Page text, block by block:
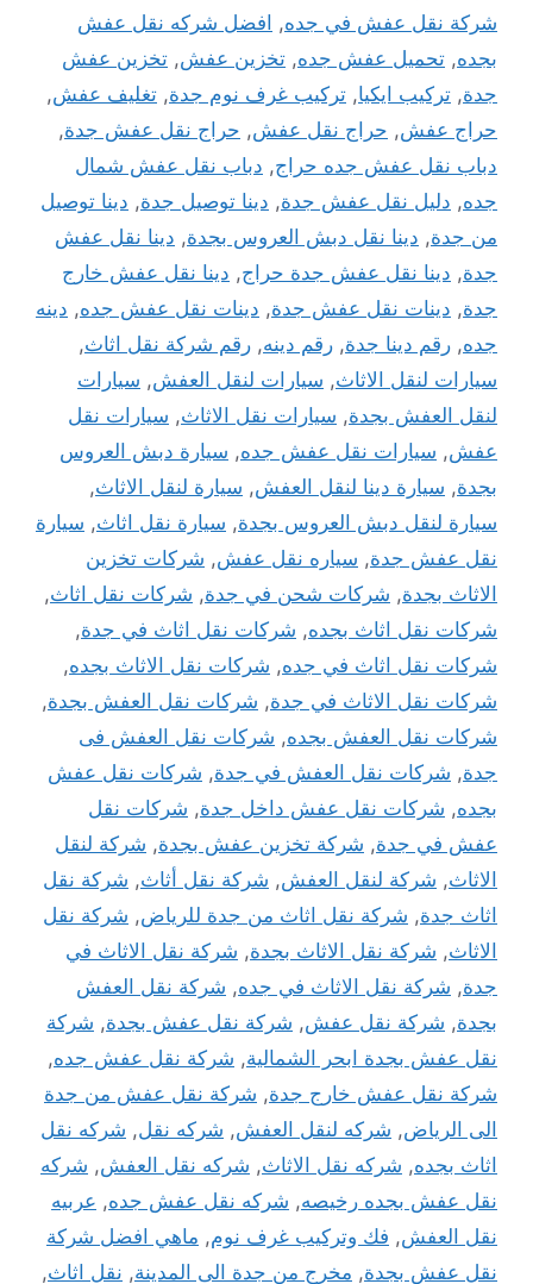
شركة نقل عفش في جده, افضل شركه نقل عفش
بجده, تحميل عفش جده, تخزين عفش, تخزين عفش
جدة, تركيب ايكيا, تركيب غرف نوم جدة, تغليف عفش,
حراج عفش, حراج نقل عفش, حراج نقل عفش جدة,
دباب نقل عفش جده حراج, دباب نقل عفش شمال
جده, دليل نقل عفش جدة, دينا توصيل جدة, دينا توصيل
من جدة, دينا نقل دبش العروس بجدة, دينا نقل عفش
جدة, دينا نقل عفش جدة حراج, دينا نقل عفش خارج
جدة, دينات نقل عفش جدة, دينات نقل عفش جده, دينه
جده, رقم دينا جدة, رقم دينه, رقم شركة نقل اثاث,
سيارات لنقل الاثاث, سيارات لنقل العفش, سيارات
لنقل العفش بجدة, سيارات نقل الاثاث, سيارات نقل
عفش, سيارات نقل عفش جده, سيارة دبش العروس
بجدة, سيارة دينا لنقل العفش, سيارة لنقل الاثاث,
سيارة لنقل دبش العروس بجدة, سيارة نقل اثاث, سيارة
نقل عفش جدة, سياره نقل عفش, شركات تخزين
الاثاث بجدة, شركات شحن في جدة, شركات نقل اثاث,
شركات نقل اثاث بجده, شركات نقل اثاث في جدة,
شركات نقل اثاث في جده, شركات نقل الاثاث بجده,
شركات نقل الاثاث في جدة, شركات نقل العفش بجدة,
شركات نقل العفش بجده, شركات نقل العفش فى
جدة, شركات نقل العفش في جدة, شركات نقل عفش
بجده, شركات نقل عفش داخل جدة, شركات نقل
عفش في جدة, شركة تخزين عفش بجدة, شركة لنقل
الاثاث, شركة لنقل العفش, شركة نقل أثاث, شركة نقل
اثاث جدة, شركة نقل اثاث من جدة للرياض, شركة نقل
الاثاث, شركة نقل الاثاث بجدة, شركة نقل الاثاث في
جدة, شركة نقل الاثاث في جده, شركة نقل العفش
بجدة, شركة نقل عفش, شركة نقل عفش بجدة, شركة
نقل عفش بجدة ابحر الشمالية, شركة نقل عفش جده,
شركة نقل عفش خارج جدة, شركة نقل عفش من جدة
الى الرياض, شركه لنقل العفش, شركه نقل, شركه نقل
اثاث بجده, شركه نقل الاثاث, شركه نقل العفش, شركه
نقل عفش بجده رخيصه, شركه نقل عفش جده, عربيه
نقل العفش, فك وتركيب غرف نوم, ماهي افضل شركة
نقل عفش بجدة, مخرج من جدة الى المدينة, نقل اثاث,